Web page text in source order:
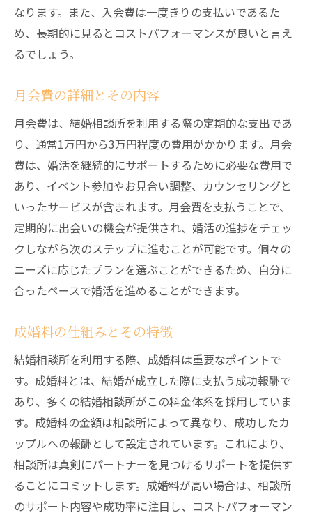
なります。また、入会費は一度きりの支払いであるた
め、長期的に見るとコストパフォーマンスが良いと言え
るでしょう。
月会費の詳細とその内容
月会費は、結婚相談所を利用する際の定期的な支出であ
り、通常1万円から3万円程度の費用がかかります。月会
費は、婚活を継続的にサポートするために必要な費用で
あり、イベント参加やお見合い調整、カウンセリングと
いったサービスが含まれます。月会費を支払うことで、
定期的に出会いの機会が提供され、婚活の進捗をチェッ
クしながら次のステップに進むことが可能です。個々の
ニーズに応じたプランを選ぶことができるため、自分に
合ったペースで婚活を進めることができます。
成婚料の仕組みとその特徴
結婚相談所を利用する際、成婚料は重要なポイントで
す。成婚料とは、結婚が成立した際に支払う成功報酬で
あり、多くの結婚相談所がこの料金体系を採用していま
す。成婚料の金額は相談所によって異なり、成功したカ
ップルへの報酬として設定されています。これにより、
相談所は真剣にパートナーを見つけるサポートを提供す
ることにコミットします。成婚料が高い場合は、相談所
のサポート内容や成功率に注目し、コストパフォーマン